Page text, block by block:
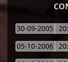
30-09-2005
05-10-2006